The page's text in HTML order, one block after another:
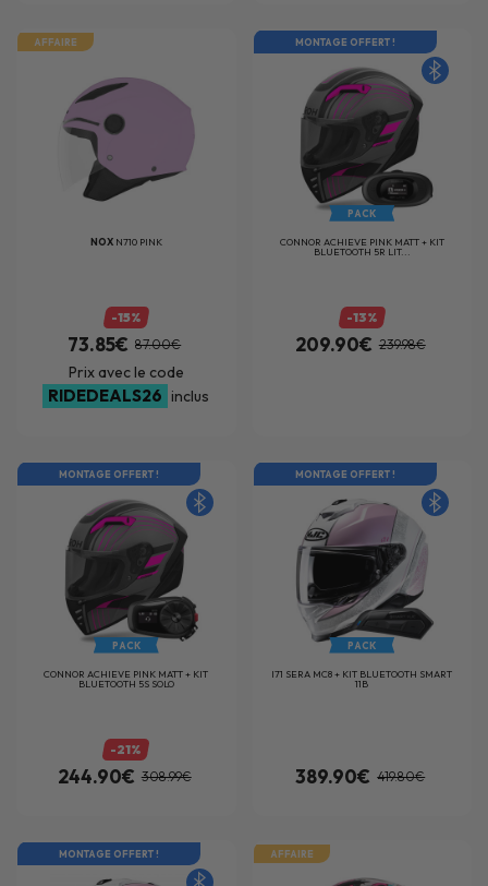
AFFAIRE
NOX N710 PINK
-15%
73.85€ 87.00€
Prix avec le code
RIDEDEALS26 inclus
MONTAGE OFFERT !
PACK
CONNOR ACHIEVE PINK MATT + KIT
BLUETOOTH 5R LIT...
-13%
209.90€ 239.98€
MONTAGE OFFERT !
PACK
CONNOR ACHIEVE PINK MATT + KIT
BLUETOOTH 5S SOLO
-21%
244.90€ 308.99€
MONTAGE OFFERT !
PACK
I71 SERA MC8 + KIT BLUETOOTH SMART
11B
389.90€ 419.80€
MONTAGE OFFERT ! AFFAIRE